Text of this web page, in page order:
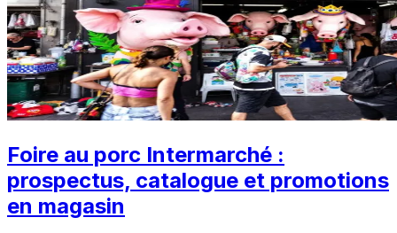
Foire au porc Intermarché :
prospectus, catalogue et promotions
en magasin